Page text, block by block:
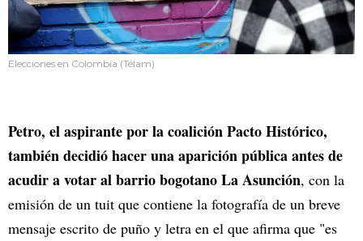
Elecciones en Colombia (Télam)
Petro, el aspirante por la coalición Pacto Histórico,
también decidió hacer una aparición pública antes de
acudir a votar al barrio bogotano La Asunción, con la
emisión de un tuit que contiene la fotografía de un breve
mensaje escrito de puño y letra en el que afirma que "es